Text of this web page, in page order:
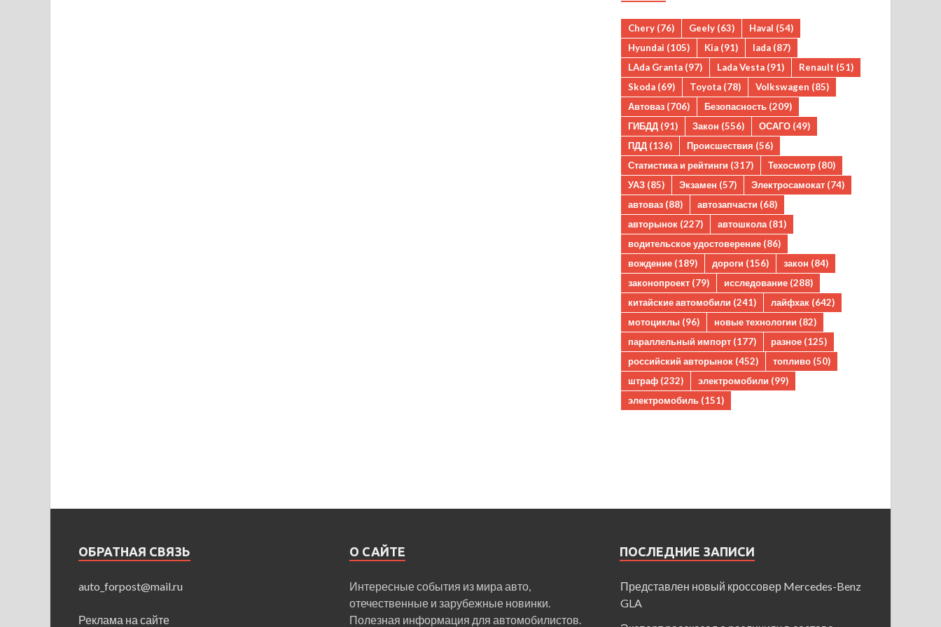
Chery (76) Geely (63) Haval (54)
Hyundai (105) Kia (91) lada (87)
LAda Granta (97) Lada Vesta (91) Renault (51)
Skoda (69) Toyota (78) Volkswagen (85)
Автоваз (706) Безопасность (209)
ГИБДД (91) Закон (556) ОСАГО (49)
ПДД (136) Происшествия (56)
Статистика и рейтинги (317) Техосмотр (80)
УАЗ (85) Экзамен (57) Электросамокат (74)
автоваз (88) автозапчасти (68)
авторынок (227) автошкола (81)
водительское удостоверение (86)
вождение (189) дороги (156) закон (84)
законопроект (79) исследование (288)
китайские автомобили (241) лайфхак (642)
мотоциклы (96) новые технологии (82)
параллельный импорт (177) разное (125)
российский авторынок (452) топливо (50)
штраф (232) электромобили (99)
электромобиль (151)
ОБРАТНАЯ СВЯЗЬ
auto_forpost@mail.ru
Реклама на сайте
О САЙТЕ
Интересные события из мира авто,
отечественные и зарубежные новинки.
Полезная информация для автомобилистов.
ПОСЛЕДНИЕ ЗАПИСИ
Представлен новый кроссовер Mercedes-Benz
GLA